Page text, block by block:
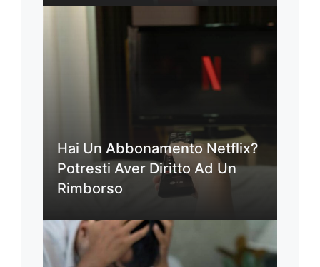
Hai Un Abbonamento Netflix?
Potresti Aver Diritto Ad Un
Rimborso